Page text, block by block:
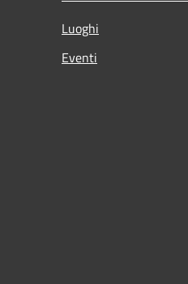
Luoghi
Eventi